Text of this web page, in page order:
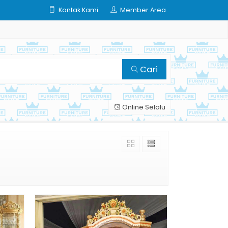
Kontak Kami Member Area
Cari
Online Selalu